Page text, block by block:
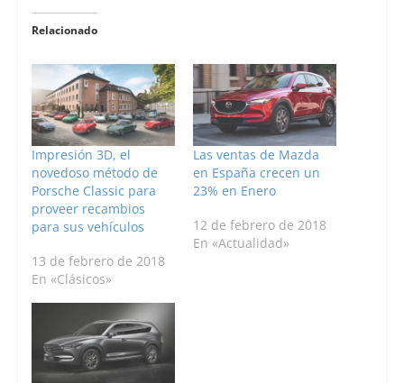
Relacionado
Impresión 3D, el
novedoso método de
Porsche Classic para
proveer recambios
para sus vehículos
13 de febrero de 2018
En «Clásicos»
Las ventas de Mazda
en España crecen un
23% en Enero
12 de febrero de 2018
En «Actualidad»